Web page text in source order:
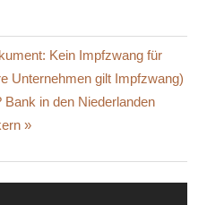
Kein Impfzwang für
Unternehmen gilt Impfzwang)
in den Niederlanden